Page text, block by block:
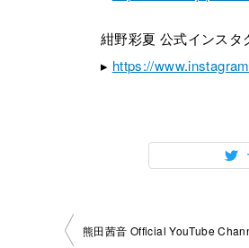
紺野彩夏 公式インスタ
▸ https://
投熊田茜音 Official YouTube